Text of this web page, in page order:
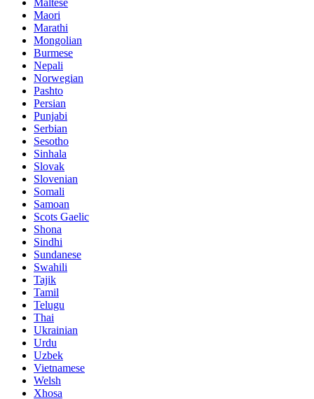
Maori
Marathi
Mongolian
Burmese
Nepali
Norwegian
Pashto
Persian
Punjabi
Serbian
Sesotho
Sinhala
Slovak
Slovenian
Somali
Samoan
Scots Gaelic
Shona
Sindhi
Sundanese
Swahili
Tajik
Tamil
Telugu
Thai
Ukrainian
Urdu
Uzbek
Vietnamese
Welsh
Xhosa